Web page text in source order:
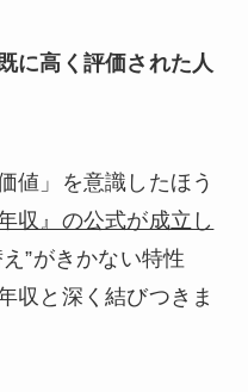
に高く評価された人
値」を意識したほう
収』の公式が成立し
”がきかない特性
収と深く結びつきま